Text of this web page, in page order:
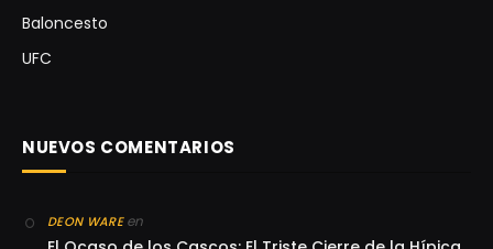
Baloncesto
UFC
NUEVOS COMENTARIOS
DEON WAREen